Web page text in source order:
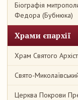
Біографія
Федора (Бубнюка)
Храми єпархії
Храм Святого
Свято-
Церква Покрови